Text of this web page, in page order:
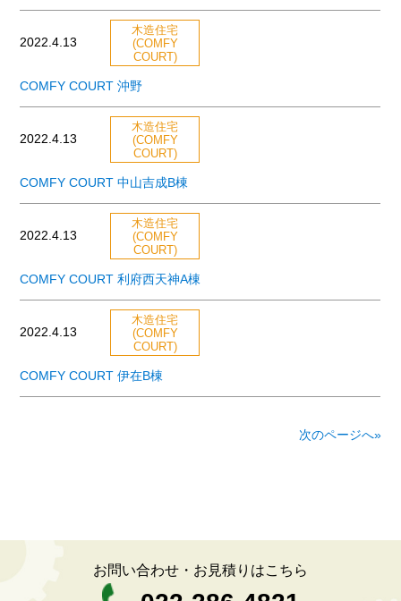
2022.4.13
木造住宅
(COMFY
COURT)
COMFY COURT 沖野
2022.4.13
木造住宅
(COMFY
COURT)
COMFY COURT 中山吉成B棟
2022.4.13
木造住宅
(COMFY
COURT)
COMFY COURT 利府西天神A棟
2022.4.13
木造住宅
(COMFY
COURT)
COMFY COURT 伊在B棟
次のページへ»
お問い合わせ・お見積りはこちら